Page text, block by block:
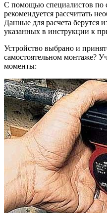
С помощью специалистов по
рекомендуется рассчитать
Данные для расчета берутся
указанных в инструкции к
Устройство выбрано и
самостоятельном монтаже?
моменты: